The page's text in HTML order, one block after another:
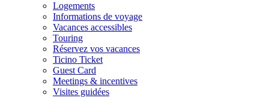
Logements
Informations de voyage
Vacances accessibles
Touring
Réservez vos vacances
Ticino Ticket
Guest Card
Meetings & incentives
Visites guidées